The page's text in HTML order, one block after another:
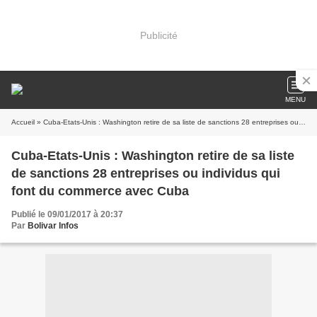
Publicité
MENU
Accueil » Cuba-Etats-Unis : Washington retire de sa liste de sanctions 28 entreprises ou individus qui font du commerce avec Cuba
Cuba-Etats-Unis : Washington retire de sa liste
de sanctions 28 entreprises ou individus qui
font du commerce avec Cuba
Publié le 09/01/2017 à 20:37
Par Bolivar Infos